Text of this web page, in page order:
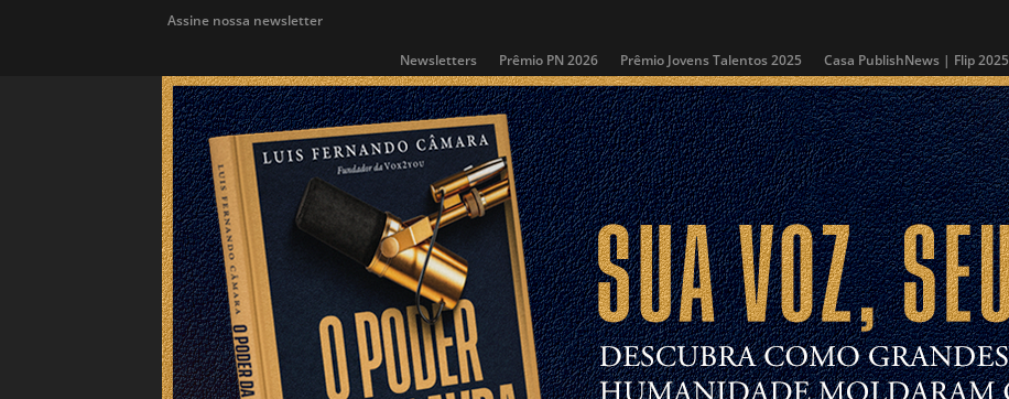
Assine nossa newsletter
Newsletters Prêmio PN 2026 Prêmio Jovens Talentos 2025 Casa PublishNews | Flip 2025